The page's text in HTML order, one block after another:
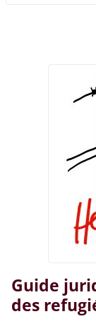
Guide
des